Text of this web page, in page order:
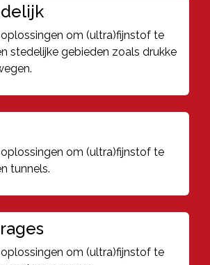
oplossingen om (ultra)fijnstof te
stedelijke gebieden zoals drukke
oplossingen om (ultra)fijnstof te
tunnels.
oplossingen om (ultra)fijnstof te